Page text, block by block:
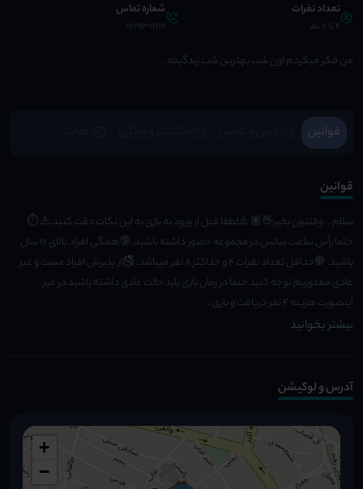
تعداد نفرات
4 تا 8 نفر
شماره تماس
02191301612
من فکر میکردم اون شب بهترین شب زندگیمه...
قوانین
قوانین
سلام... وقتتون بخیر👋🏽 ⚠️لطفا قبل از ورود به بازی به این نکات دقت کنید:⚠️ ⏱️
حتما رأس ساعت سانس در مجموعه حضور داشته باشید. 🔞همگی افراد بالای ۱۶ سال
باشید. 🛑حداقل تعداد نفرات ۴ و حداکثر ۸ نفر میباشد. 🚭از پذیرش افراد مست و غیر
عادی معذوریم توجه کنید حتما در زمان بازی باید حالت عادی داشته باشید در غیر
اینصورت هزینه ۴ نفر دریافت و بازی...
بیشتر بخوانید
آدرس و لوکیشن
+
−